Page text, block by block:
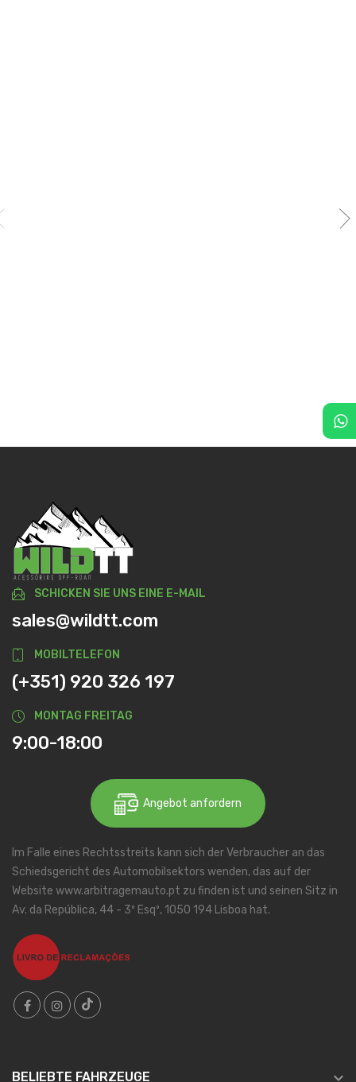
SCHICKEN SIE UNS EINE E-MAIL
sales@wildtt.com
MOBILTELEFON
(+351) 920 326 197
MONTAG FREITAG
9:00-18:00
Angebot anfordern
Im Falle eines Rechtsstreits kann sich der Verbraucher an das
Schiedsgericht des Automobilsektors wenden, das auf der
Website www.arbitragemauto.pt zu finden ist und seinen Sitz in
Av. da República, 44 - 3º Esqº, 1050 194 Lisboa hat.
BELIEBTE FAHRZEUGE 